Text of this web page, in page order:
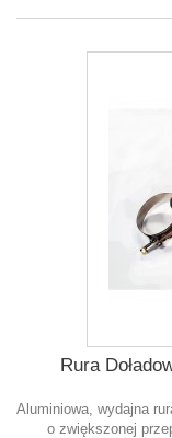
Rura
Aluminiowa, wydajna
o zwiększonej